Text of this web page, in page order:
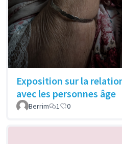
Exposition sur la
avec les personnes âge
Berrim 1 0